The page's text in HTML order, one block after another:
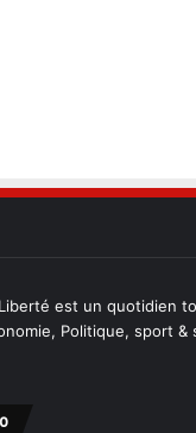
est un quotidien
Politique, sport